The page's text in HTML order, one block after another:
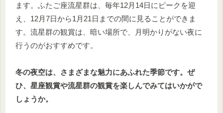
ます。ふたご座流星群は、毎年12月14日にピークを迎
え、12月7日から1月21日までの間に見ることができま
す。流星群の観賞は、暗い場所で、月明かりがない夜に
行うのがおすすめです。
冬の夜空は、さまざまな魅力にあふれた季節です。ぜ
ひ、星座観賞や流星群の観賞を楽しんでみてはいかがで
しょうか。